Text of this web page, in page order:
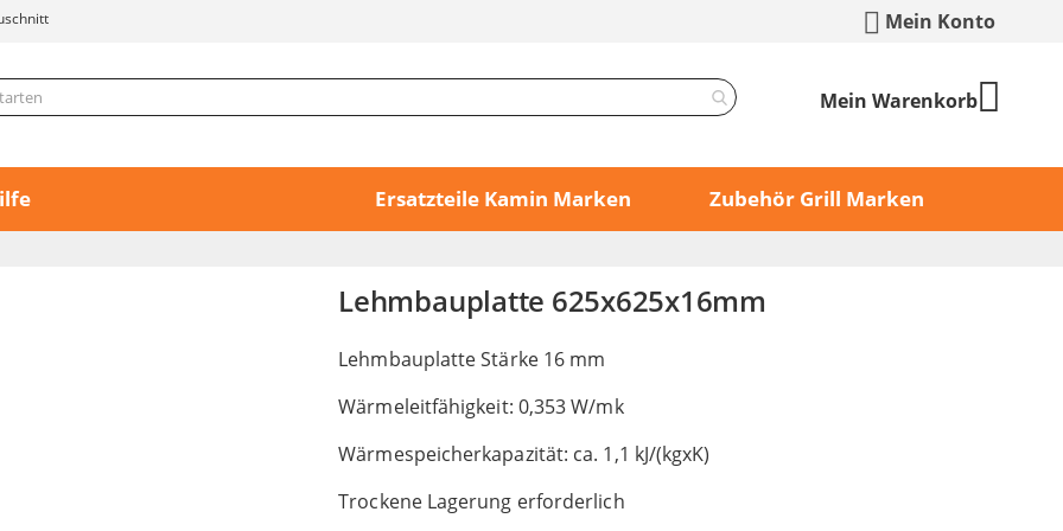
Mein Konto
Mein Warenkorb
Ersatzteile Kamin Marken Zubehör Grill Marken
Lehmbauplatte 625x625x16mm
Lehmbauplatte Stärke 16 mm
Wärmeleitfähigkeit: 0,353 W/mk
Wärmespeicherkapazität: ca. 1,1 kJ/(kgxK)
Trockene Lagerung erforderlich